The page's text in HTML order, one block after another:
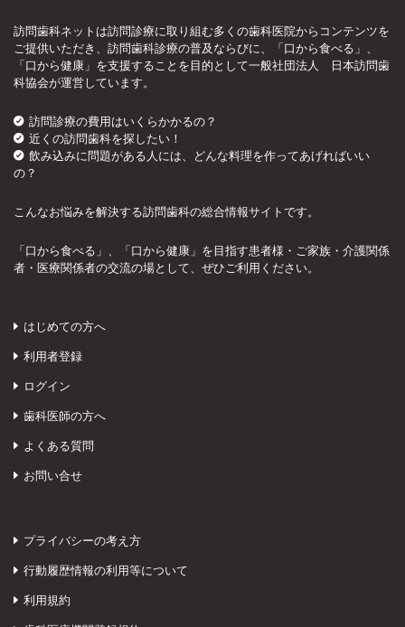
訪問歯科ネットは訪問診療に取り組む多くの歯科医院からコンテンツを
ご提供いただき、訪問歯科診療の普及ならびに、「口から食べる」、
「口から健康」を支援することを目的として一般社団法人 日本訪問歯
科協会が運営しています。
訪問診療の費用はいくらかかるの？
近くの訪問歯科を探したい！
飲み込みに問題がある人には、どんな料理を作ってあげればいい
の？
こんなお悩みを解決する訪問歯科の総合情報サイトです。
「口から食べる」、「口から健康」を目指す患者様・ご家族・介護関係
者・医療関係者の交流の場として、ぜひご利用ください。
はじめての方へ
利用者登録
ログイン
歯科医師の方へ
よくある質問
お問い合せ
プライバシーの考え方
行動履歴情報の利用等について
利用規約